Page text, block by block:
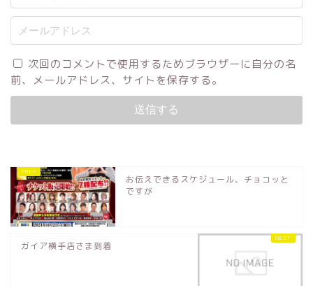
次回のコメントで使用するためブラウザーに自分の名
前、メールアドレス、サイトを保存する。
お伝えできるスケジュール、チョコッと
ですが
ガイア横手店さま到着